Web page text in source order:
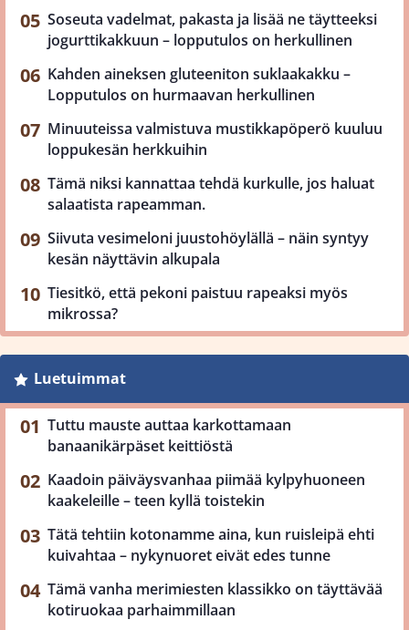
Soseuta vadelmat, pakasta ja lisää ne täytteeksi
jogurttikakkuun – lopputulos on herkullinen
Kahden aineksen gluteeniton suklaakakku –
Lopputulos on hurmaavan herkullinen
Minuuteissa valmistuva mustikkapöperö kuuluu
loppukesän herkkuihin
Tämä niksi kannattaa tehdä kurkulle, jos haluat
salaatista rapeamman.
Siivuta vesimeloni juustohöylällä – näin syntyy
kesän näyttävin alkupala
Tiesitkö, että pekoni paistuu rapeaksi myös
mikrossa?
Luetuimmat
Tuttu mauste auttaa karkottamaan
banaanikärpäset keittiöstä
Kaadoin päiväysvanhaa piimää kylpyhuoneen
kaakeleille – teen kyllä toistekin
Tätä tehtiin kotonamme aina, kun ruisleipä ehti
kuivahtaa – nykynuoret eivät edes tunne
Tämä vanha merimiesten klassikko on täyttävää
kotiruokaa parhaimmillaan